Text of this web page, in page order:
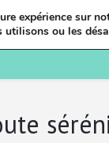
expérience sur
utilisons ou les